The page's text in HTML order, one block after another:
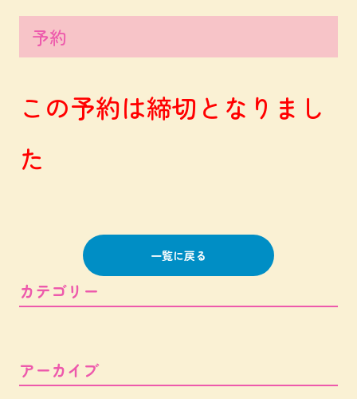
予約
この予約は締切となりまし
た
一覧に戻る
カテゴリー
アーカイブ